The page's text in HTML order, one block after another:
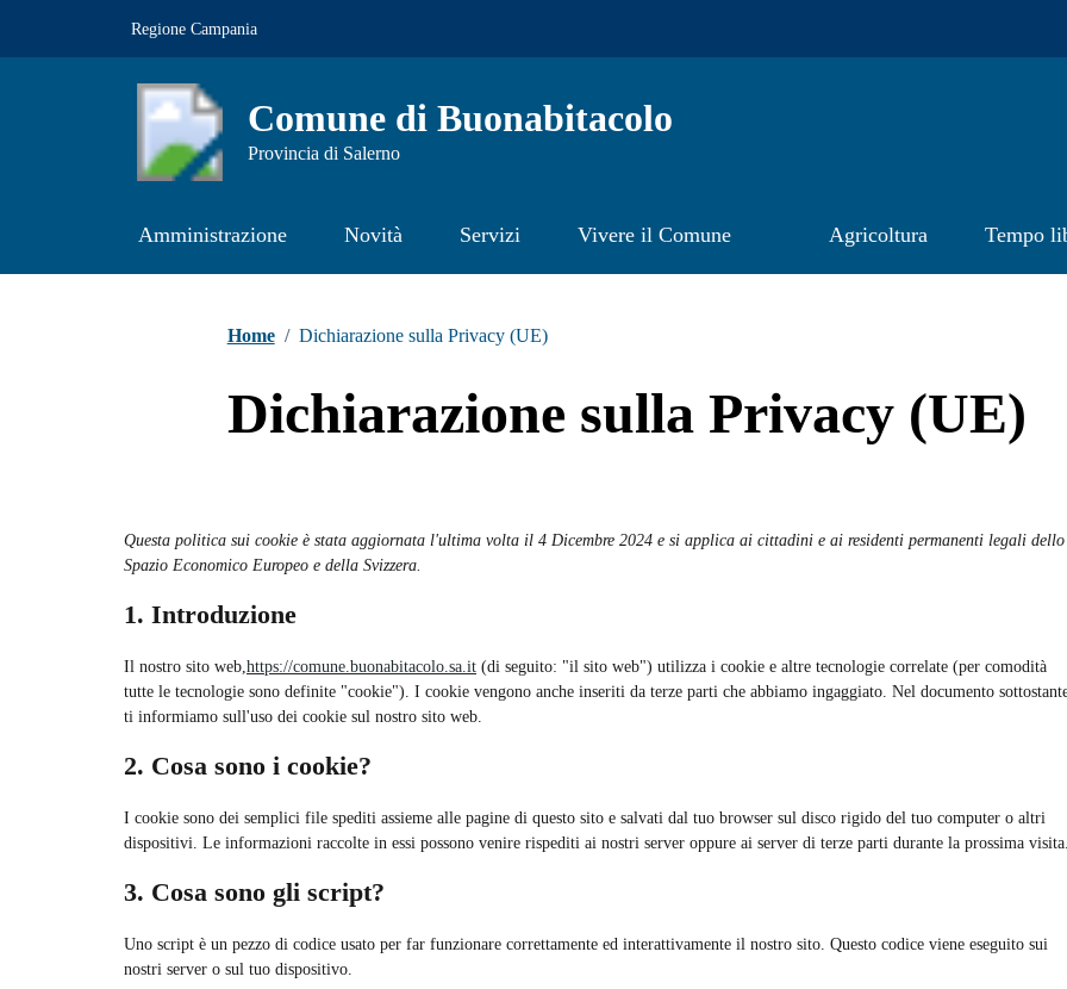
Regione Campania
Comune di Buonabitacolo
Provincia di Salerno
Amministrazione Novità Servizi Vivere il Comune Agricoltura Tempo
Home / Dichiarazione sulla Privacy (UE)
Dichiarazione sulla Privacy (UE)
Questa politica sui cookie è stata aggiornata l'ultima volta il 4 Dicembre 2024 e si applica ai cittadini e ai residenti permanenti legali dello
Spazio Economico Europeo e della Svizzera.
1. Introduzione
Il nostro sito web, https://comune.buonabitacolo.sa.it (di seguito: "il sito web") utilizza i cookie e altre tecnologie correlate (per comodità
tutte le tecnologie sono definite "cookie"). I cookie vengono anche inseriti da terze parti che abbiamo ingaggiato. Nel documento
ti informiamo sull'uso dei cookie sul nostro sito web.
2. Cosa sono i cookie?
I cookie sono dei semplici file spediti assieme alle pagine di questo sito e salvati dal tuo browser sul disco rigido del tuo computer o altri
dispositivi. Le informazioni raccolte in essi possono venire rispediti ai nostri server oppure ai server di terze parti durante la prossima
3. Cosa sono gli script?
Uno script è un pezzo di codice usato per far funzionare correttamente ed interattivamente il nostro sito. Questo codice viene eseguito sui
nostri server o sul tuo dispositivo.